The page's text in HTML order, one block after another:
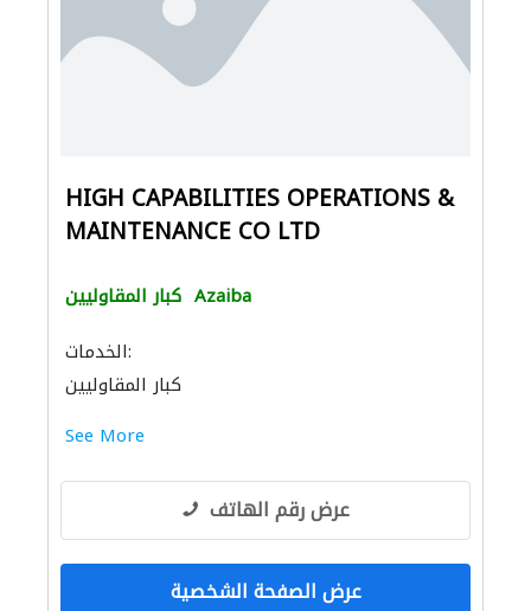
HIGH CAPABILITIES OPERATIONS &
MAINTENANCE CO LTD
كبار المقاوليين Azaiba
الخدمات:
كبار المقاوليين
See More
عرض رقم الهاتف
عرض الصفحة الشخصية